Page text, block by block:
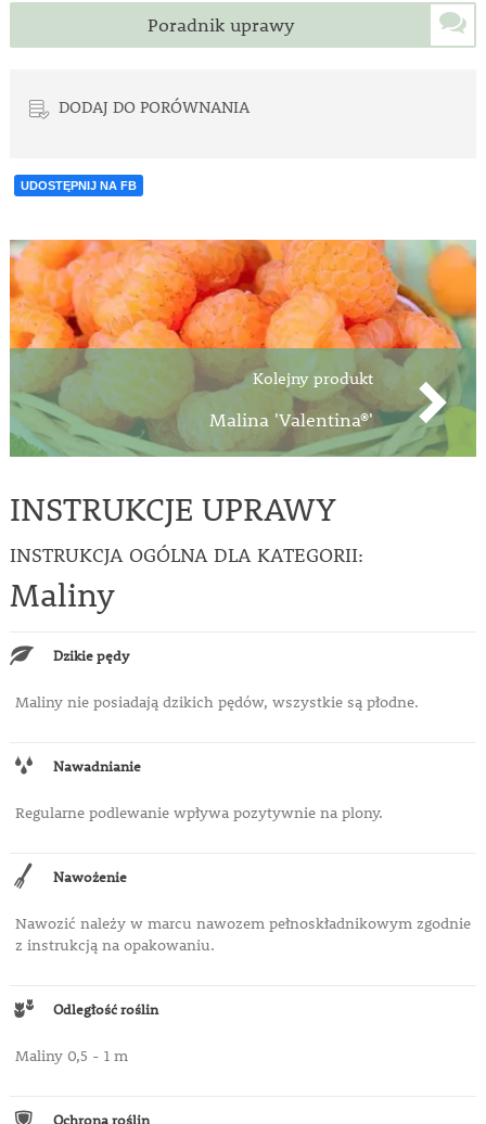
Poradnik uprawy
DODAJ DO PORÓWNANIA
UDOSTĘPNIJ NA FB
Kolejny produkt
Malina 'Valentina®'
INSTRUKCJE UPRAWY
INSTRUKCJA OGÓLNA DLA KATEGORII:
Maliny
Dzikie pędy
Maliny nie posiadają dzikich pędów, wszystkie są płodne.
Nawadnianie
Regularne podlewanie wpływa pozytywnie na plony.
Nawożenie
Nawozić należy w marcu nawozem pełnoskładnikowym zgodnie
z instrukcją na opakowaniu.
Odległość roślin
Maliny 0,5 - 1 m